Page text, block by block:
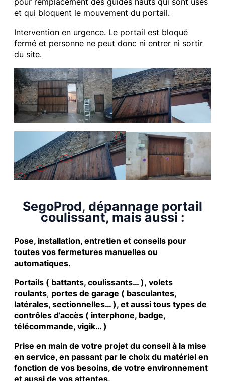
et qui bloquent le mouvement du portail.
Intervention en urgence. Le portail est bloqué
fermé et personne ne peut donc ni entrer ni sortir
du site.
SegoProd, dépannage portail
coulissant, mais aussi :
Pose, installation, entretien et conseils pour
toutes vos fermetures manuelles ou
automatiques.
Portails ( battants, coulissants… ), volets
roulants, portes de garage ( basculantes,
latérales, sectionnelles… ), et aussi tous types de
contrôles d’accès ( interphone, badge,
télécommande, vigik… )
Prise en main de votre projet du conseil à la mise
en service, en passant par le choix du matériel en
fonction de vos besoins, de votre environnement
et aussi de vos attentes.